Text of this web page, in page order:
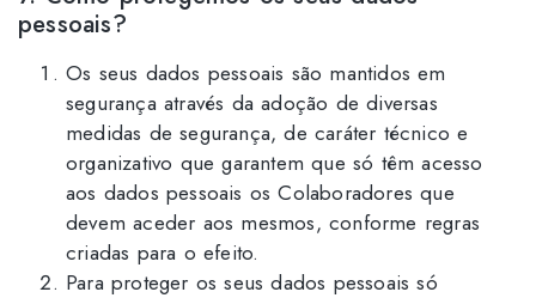
pessoais?
Os seus dados pessoais são mantidos em
segurança através da adoção de diversas
medidas de segurança, de caráter técnico e
organizativo que garantem que só têm acesso
aos dados pessoais os Colaboradores que
devem aceder aos mesmos, conforme regras
criadas para o efeito.
Para proteger os seus dados pessoais só